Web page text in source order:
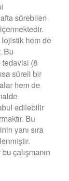
sürebilen
hem de
Bu
tedavisi (8
süreli bir
hem de
edilebilir
Bu
yanı sıra
çalışmanın